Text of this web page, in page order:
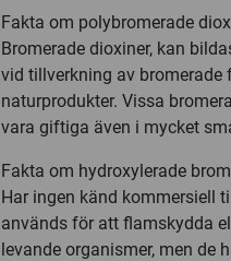
Fakta om polybromerade
Bromerade dioxiner, kan
vid tillverkning av bromerade
naturprodukter. Vissa
vara giftiga även i mycket
Fakta om hydroxylerade
Har ingen känd kommersiell
används för att flamskydda
levande organismer, men de